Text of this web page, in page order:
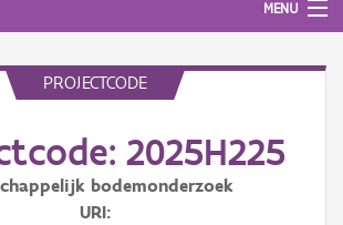
MENU
PROJECTCODE
2025H225
bodemonderzoek
URI